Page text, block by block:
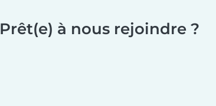
Prêt(e) à nous rejoindre ?